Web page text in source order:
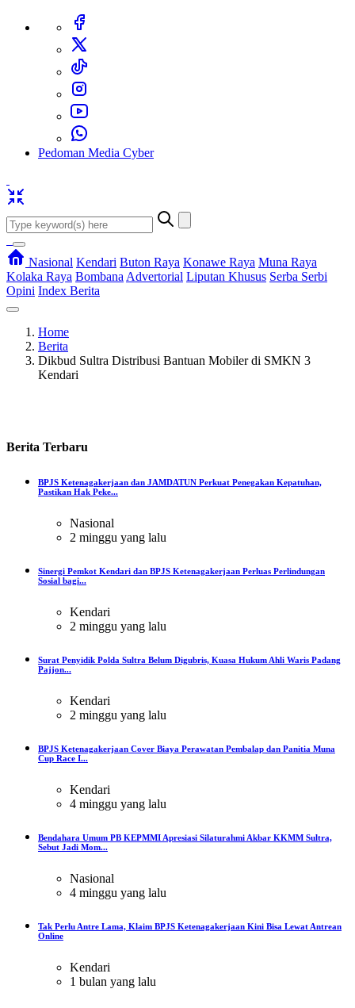
Pedoman Media Cyber
Nasional Kendari Buton Raya Konawe Raya Muna Raya
Kolaka Raya Bombana Advertorial Liputan Khusus Serba Serbi
Opini Index Berita
Home
Berita
Dikbud Sultra Distribusi Bantuan Mobiler di SMKN 3
Kendari
Berita Terbaru
BPJS Ketenagakerjaan dan JAMDATUN Perkuat Penegakan Kepatuhan,
Pastikan Hak Peke...
Nasional
2 minggu yang lalu
Sinergi Pemkot Kendari dan BPJS Ketenagakerjaan Perluas Perlindungan
Sosial bagi...
Kendari
2 minggu yang lalu
Surat Penyidik Polda Sultra Belum Digubris, Kuasa Hukum Ahli Waris Padang
Pajjon...
Kendari
2 minggu yang lalu
BPJS Ketenagakerjaan Cover Biaya Perawatan Pembalap dan Panitia Muna
Cup Race I...
Kendari
4 minggu yang lalu
Bendahara Umum PB KEPMMI Apresiasi Silaturahmi Akbar KKMM Sultra,
Sebut Jadi Mom...
Nasional
4 minggu yang lalu
Tak Perlu Antre Lama, Klaim BPJS Ketenagakerjaan Kini Bisa Lewat Antrean
Online
Kendari
1 bulan yang lalu